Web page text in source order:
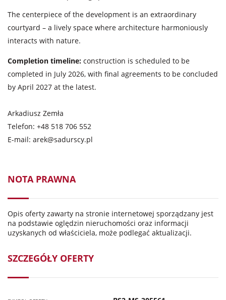
The centerpiece of the development is an extraordinary
courtyard – a lively space where architecture harmoniously
interacts with nature.
Completion timeline: construction is scheduled to be
completed in July 2026, with final agreements to be concluded
by April 2027 at the latest.
Arkadiusz Zemła
Telefon: +48 518 706 552
E-mail: arek@sadurscy.pl
NOTA PRAWNA
Opis oferty zawarty na stronie internetowej sporządzany jest
na podstawie oględzin nieruchomości oraz informacji
uzyskanych od właściciela, może podlegać aktualizacji.
SZCZEGÓŁY OFERTY